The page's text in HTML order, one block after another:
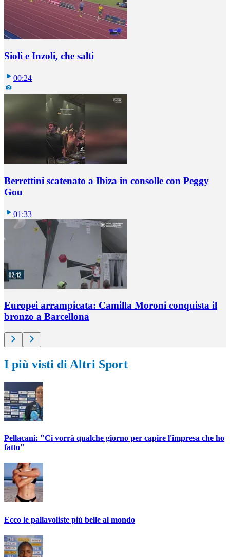
Sioli e Inzoli, che salti
00:24
Berrettini scatenato a Ibiza in consolle con Peggy
Gou
01:33
Europei arrampicata: Camilla Moroni conquista il
bronzo a Barcellona
I più visti di Altri Sport
Pellacani: "Ci vorrà qualche giorno per capire l'impresa che ho
fatto"
Ecco le pallavoliste più belle al mondo